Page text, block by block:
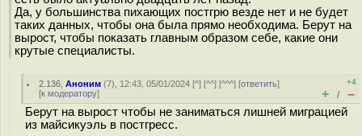
Да, у большинства пихающих постгрю везде нет и не будет
таких данных, чтобы она была прямо необходима. Берут на
вырост, чтобы показать главным образом себе, какие они
крутые специалисты.
2.136 ,Аноним (7), 12:43, 05/01/2024 [^] [^^] [^^^] [ответить]
[к модератору]
+4
+ / –
Берут на вырост чтобы не заниматься лишней миграцией
из майсикуэль в постгресс.